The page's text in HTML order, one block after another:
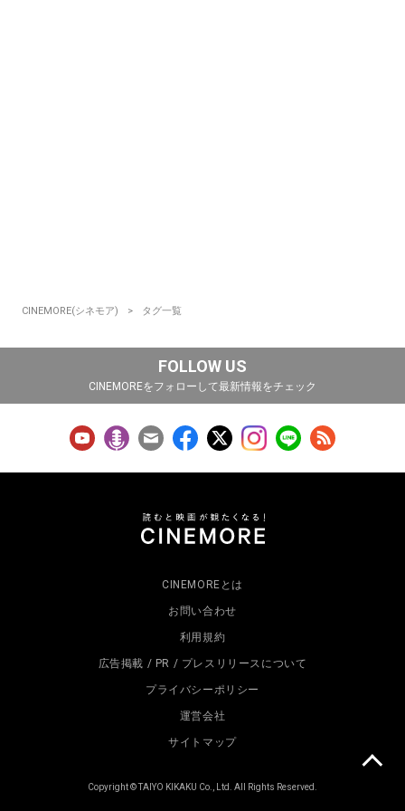
CINEMORE(シネモア) タグ一覧
FOLLOW US
CINEMOREをフォローして最新情報をチェック
CINEMOREとは
お問い合わせ
利用規約
広告掲載 / PR / プレスリリースについて
プライバシーポリシー
運営会社
サイトマップ
Copyright © TAIYO KIKAKU Co., Ltd. All Rights Reserved.